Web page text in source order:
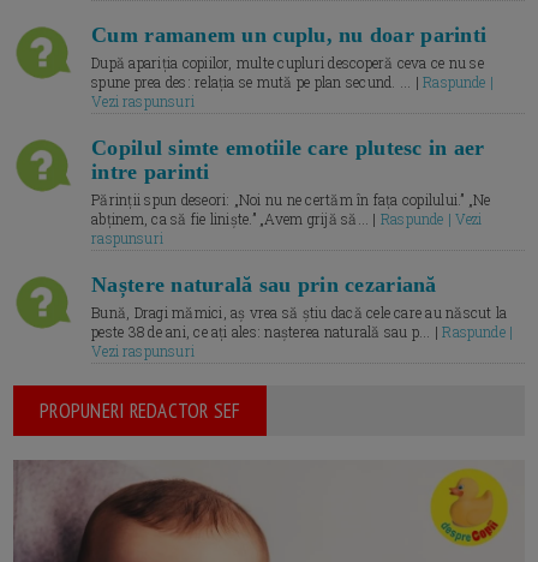
Cum ramanem un cuplu, nu doar parinti
După apariția copiilor, multe cupluri descoperă ceva ce nu se
spune prea des: relația se mută pe plan secund. ... |Raspunde |
Vezi raspunsuri
Copilul simte emotiile care plutesc in aer
intre parinti
Părinții spun deseori: „Noi nu ne certăm în fața copilului.” „Ne
abținem, ca să fie liniște.” „Avem grijă să... | Raspunde | Vezi
raspunsuri
Naștere naturală sau prin cezariană
Bună, Dragi mămici, aș vrea să știu dacă cele care au născut la
peste 38 de ani, ce ați ales: nașterea naturală sau p... |Raspunde |
Vezi raspunsuri
PROPUNERI REDACTOR SEF